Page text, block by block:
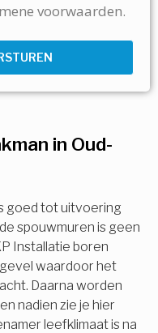
in Oud-
goed tot uitvoering
spouwmuren is geen
Installatie boren
waardoor het
Daarna worden
nadien zie je hier
leefklimaat is na
voorwaarden.